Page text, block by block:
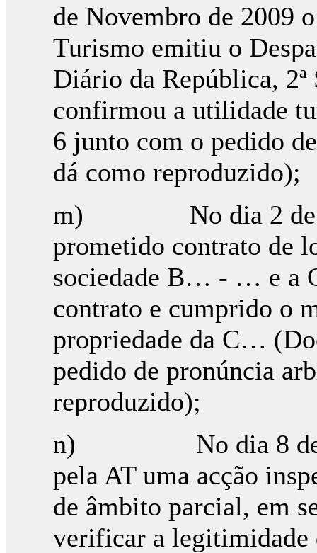
de Novembro de 2009
Turismo emitiu o
Diário da República,
confirmou a utilidade
6 junto com o pedido
dá como reproduzido);
m) No dia 2 de
prometido contrato de
sociedade B… - … e a
contrato e cumprido o
propriedade da C…
pedido de pronúncia
reproduzido);
n) No dia 8 de
pela AT uma acção
de âmbito parcial, em
verificar a legitimidade